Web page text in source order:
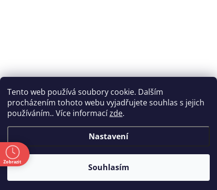
Tento web používá soubory cookie. Dalším
procházením tohoto webu vyjadřujete souhlas s jejich
používáním.. Více informacízde.
Nastavení
Souhlasím
Zobrazit